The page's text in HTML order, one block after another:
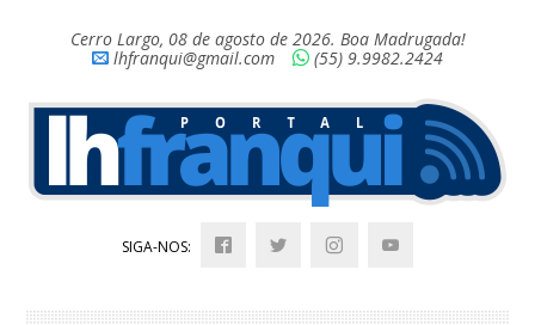
Cerro Largo, 08 de agosto de 2026. Boa Madrugada!
lhfranqui@gmail.com
(55) 9.9982.2424
SIGA-NOS: